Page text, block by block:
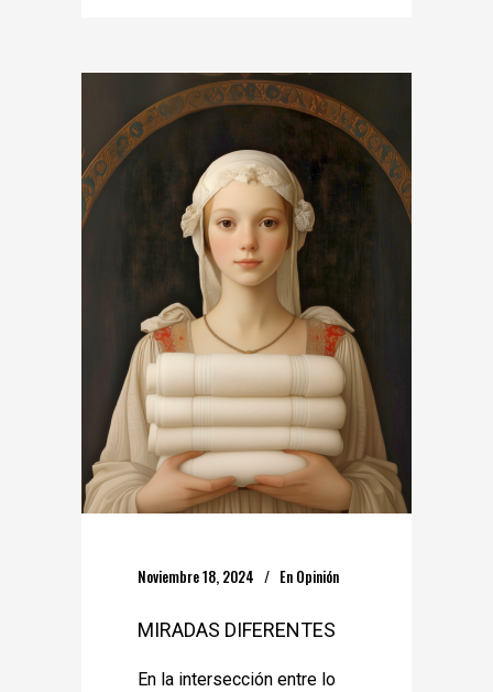
Noviembre 18, 2024 En Opinión
MIRADAS DIFERENTES
En la intersección entre lo